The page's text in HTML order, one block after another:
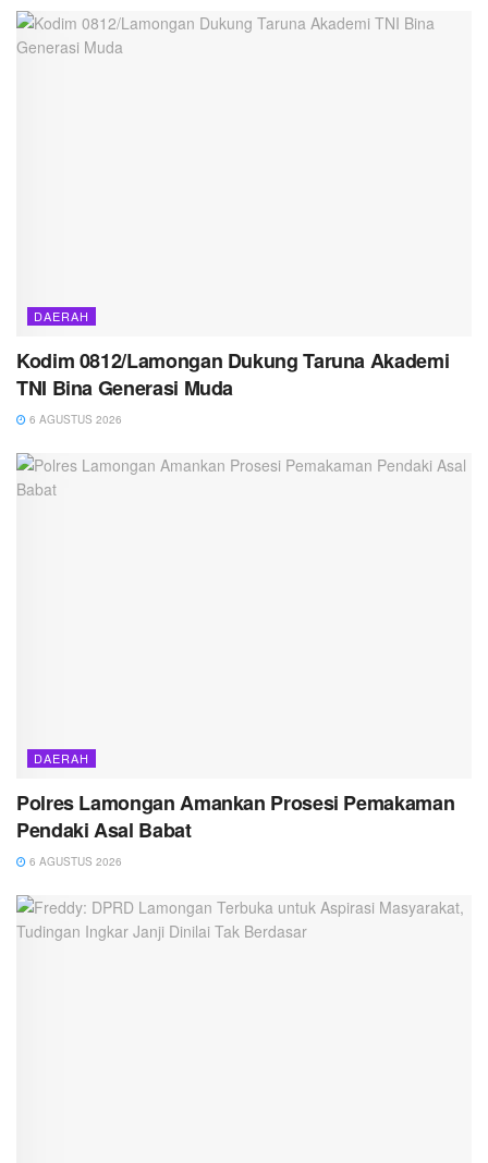
DAERAH
Kodim 0812/Lamongan Dukung Taruna Akademi
TNI Bina Generasi Muda
6 AGUSTUS 2026
DAERAH
Polres Lamongan Amankan Prosesi Pemakaman
Pendaki Asal Babat
6 AGUSTUS 2026